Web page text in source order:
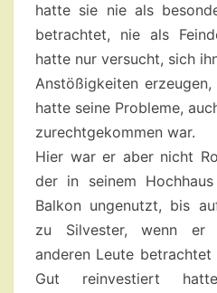
hatte sie nie als
betrachtet, nie als
hatte nur versucht, sich
Anstößigkeiten
hatte seine Probleme,
zurechtgekommen war.
Hier war er aber nicht
der in seinem
Balkon ungenutzt, bis
zu Silvester, wenn er
anderen Leute
Gut reinvestiert